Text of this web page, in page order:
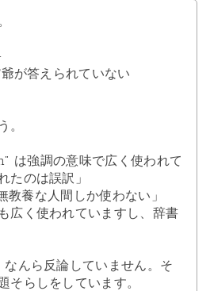
が答えられていない
。
は強調の意味で広く使われて
たのは誤訳」
養な人間しか使わない」
広く使われていますし、辞書
なんら反論していません。そ
そらしをしています。